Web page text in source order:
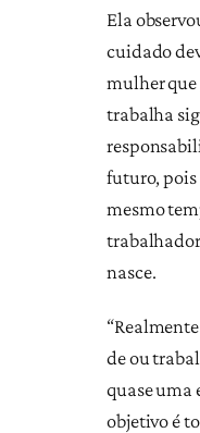
Ela
cuidado
mulher que
trabalha
futuro, pois
mesmo
nasce.
de ou
quase uma
objetivo é